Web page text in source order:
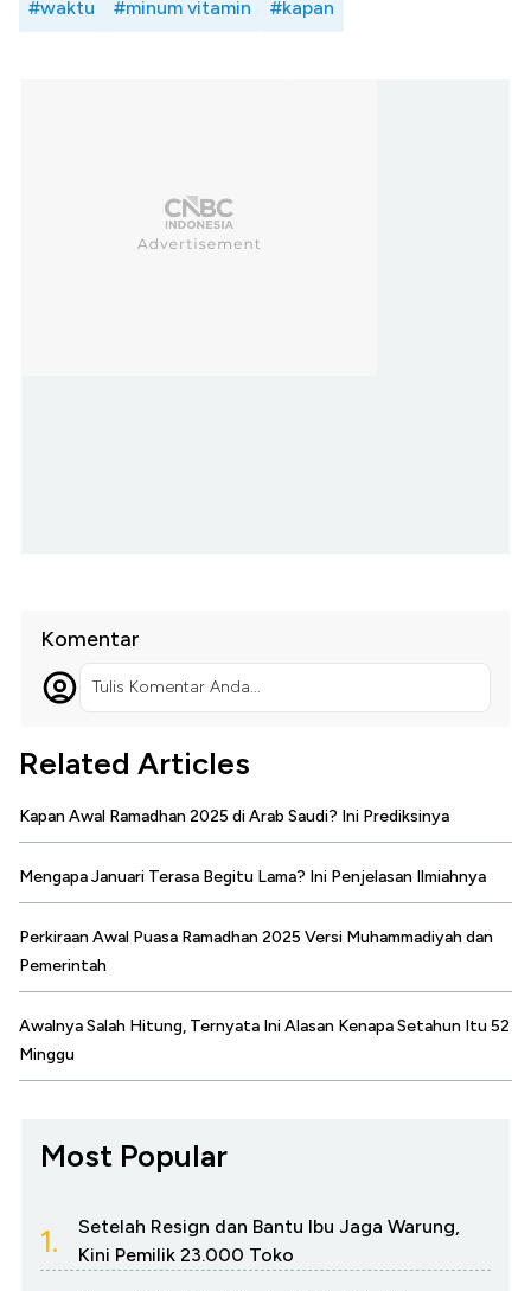
#waktu #minum vitamin #kapan
Komentar
Tulis Komentar Anda...
Related Articles
Kapan Awal Ramadhan 2025 di Arab Saudi? Ini Prediksinya
Mengapa Januari Terasa Begitu Lama? Ini Penjelasan Ilmiahnya
Perkiraan Awal Puasa Ramadhan 2025 Versi Muhammadiyah dan
Pemerintah
Awalnya Salah Hitung, Ternyata Ini Alasan Kenapa Setahun Itu 52
Minggu
Most Popular
1.
Setelah Resign dan Bantu Ibu Jaga Warung,
Kini Pemilik 23.000 Toko